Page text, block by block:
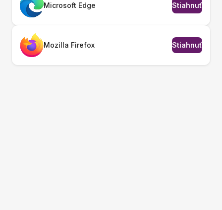
Microsoft Edge Stiahnuť
Mozilla Firefox Stiahnuť